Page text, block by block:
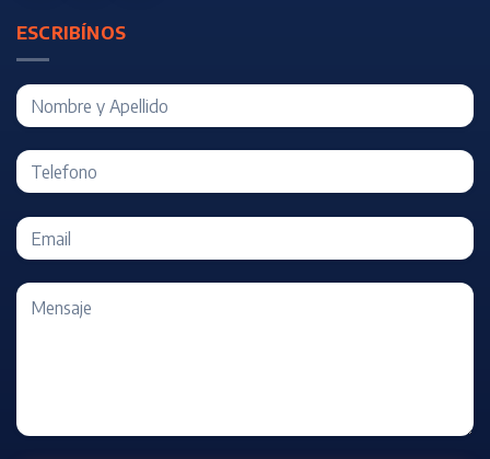
ESCRIBÍNOS